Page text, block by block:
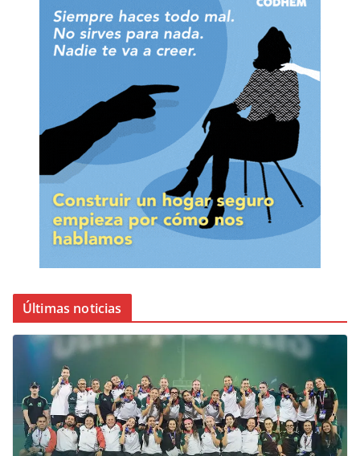
Últimas noticias